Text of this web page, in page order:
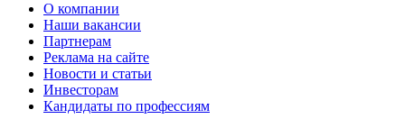
О компании
Наши вакансии
Партнерам
Реклама на сайте
Новости и статьи
Инвесторам
Кандидаты по профессиям